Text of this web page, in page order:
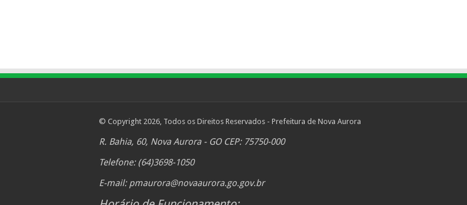
© Copyright 2026, Todos os Direitos Reservados - Prefeitura de Nova Aurora
R. Bahia, 60, Nova Aurora - GO CEP: 75750-000
Telefone: (64)3698-1050
E-mail: pmaurora@novaaurora.go.gov.br